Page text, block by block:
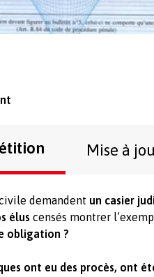
Mise à
demandent un casier
élus censés montrer
obligation ?
ont eu des procès, ont